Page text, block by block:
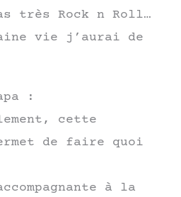
très Rock n Roll…
vie j’aurai de
:
cette
de faire quoi
à la